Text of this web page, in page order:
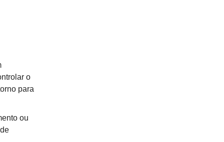
o
para
ou